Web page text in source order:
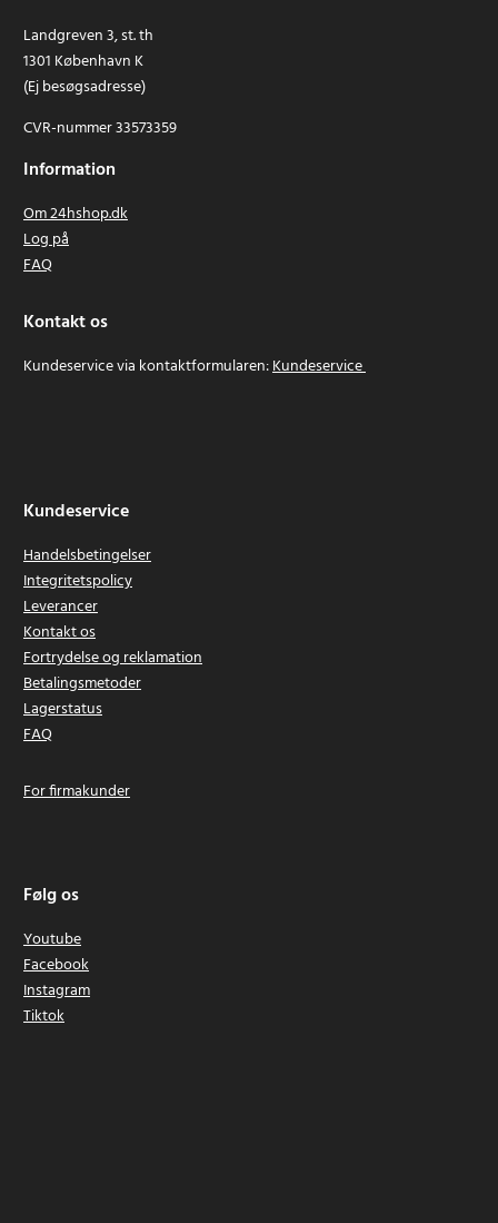
Landgreven 3, st. th
1301 København K
(Ej besøgsadresse)
CVR-nummer 33573359
Information
Om 24hshop.dk
Log på
FAQ
Kontakt os
Kundeservice via kontaktformularen:Kundeservice
Kundeservice
Handelsbetingelser
Integritetspolicy
Leverancer
Kontakt os
Fortrydelse og reklamation
Betalingsmetoder
Lagerstatus
FAQ
For firmakunder
Følg os
Youtube
Facebook
Instagram
Tiktok